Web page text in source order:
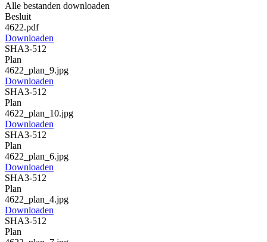
Alle bestanden downloaden
Besluit
4622.pdf
Downloaden
SHA3-512
Plan
4622_plan_9.jpg
Downloaden
SHA3-512
Plan
4622_plan_10.jpg
Downloaden
SHA3-512
Plan
4622_plan_6.jpg
Downloaden
SHA3-512
Plan
4622_plan_4.jpg
Downloaden
SHA3-512
Plan